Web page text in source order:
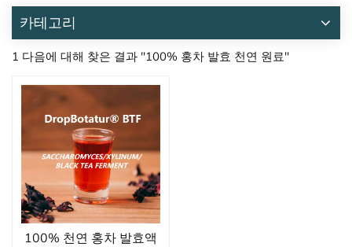
카테고리
1 다음에 대해 찾은 결과 "100% 홍차 발효 천연 원료"
100% 천연 홍차 발효액